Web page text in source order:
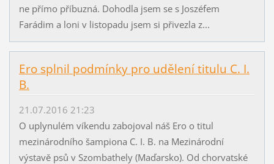
ne přímo příbuzná. Dohodla jsem se s Joszéfem
Farádim a loni v listopadu jsem si přivezla z...
Ero splnil podmínky pro udělení titulu C. I.
B.
21.07.2016 21:23
O uplynulém víkendu zabojoval náš Ero o titul
mezinárodního šampiona C. I. B. na Mezinárodní
výstavě psů v Szombathely (Maďarsko). Od chorvatské